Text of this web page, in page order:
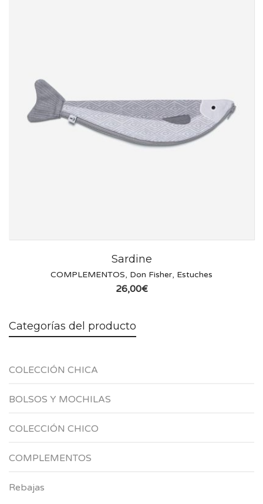
Sardine
COMPLEMENTOS, Don Fisher, Estuches
26,00€
Categorías del producto
COLECCIÓN CHICA
BOLSOS Y MOCHILAS
COLECCIÓN CHICO
COMPLEMENTOS
Rebajas